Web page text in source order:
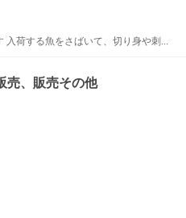
荷する魚をさばいて、切り身や刺...
売、販売その他